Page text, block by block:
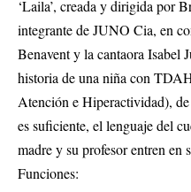
‘Laila’, creada y dirigida por
integrante de JUNO Cia, en
Benavent y la cantaora Isabel
historia de una niña con
Atención e Hiperactividad),
es suficiente, el lenguaje del
madre y su profesor entren en
Funciones: